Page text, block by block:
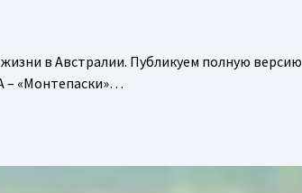
в Австралии. Публикуем полную версию
– «Монтепаски»…